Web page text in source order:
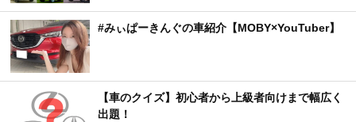
#みぃぱーきんぐの車紹介【MOBY×YouTuber】
【車のクイズ】初心者から上級者向けまで幅広く
出題！